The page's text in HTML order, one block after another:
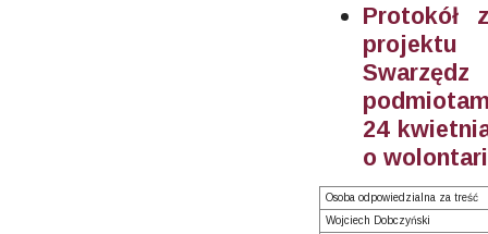
Protokół
projektu
24
o
Osoba odpowiedzialna za treść
Wojciech Dobczyński